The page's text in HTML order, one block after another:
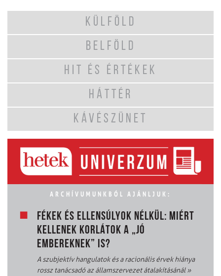
KÜLFÖLD
BELFÖLD
HIT ÉS ÉRTÉKEK
HÁTTÉR
KÁVÉSZÜNET
ARCHÍVUMUNKBÓL AJÁNLJUK:
FÉKEK ÉS ELLENSÚLYOK NÉLKÜL: MIÉRT
KELLENEK KORLÁTOK A „JÓ
EMBEREKNEK” IS?
A szubjektív hangulatok és a racionális érvek hiánya
rossz tanácsadó az államszervezet átalakításánál»